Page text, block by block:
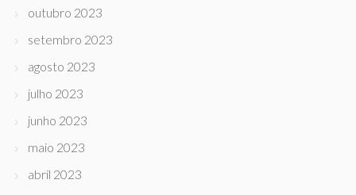
outubro 2023
setembro 2023
agosto 2023
julho 2023
junho 2023
maio 2023
abril 2023